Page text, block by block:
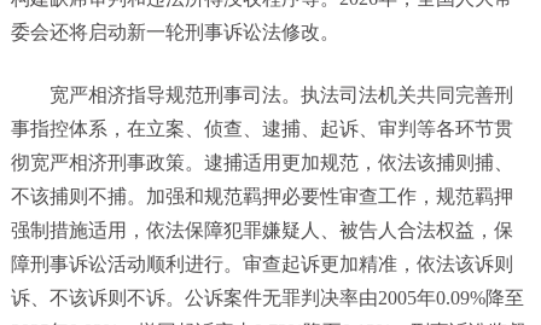
委会还将启动新一轮刑事诉讼法修改。
宽严相济指导规范刑事司法。执法司法机关共同完善刑
事指控体系，在立案、侦查、逮捕、起诉、审判等各环节贯
彻宽严相济刑事政策。逮捕适用更加规范，依法该捕则捕、
不该捕则不捕。加强和规范羁押必要性审查工作，规范羁押
强制措施适用，依法保障犯罪嫌疑人、被告人合法权益，保
障刑事诉讼活动顺利进行。审查起诉更加精准，依法该诉则
诉、不该诉则不诉。公诉案件无罪判决率由2005年0.09%降至